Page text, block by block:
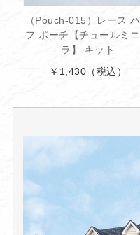
（Pouch-015）レース
フ ポーチ【チュールミ
ラ】 キット
￥1,430 （税込）